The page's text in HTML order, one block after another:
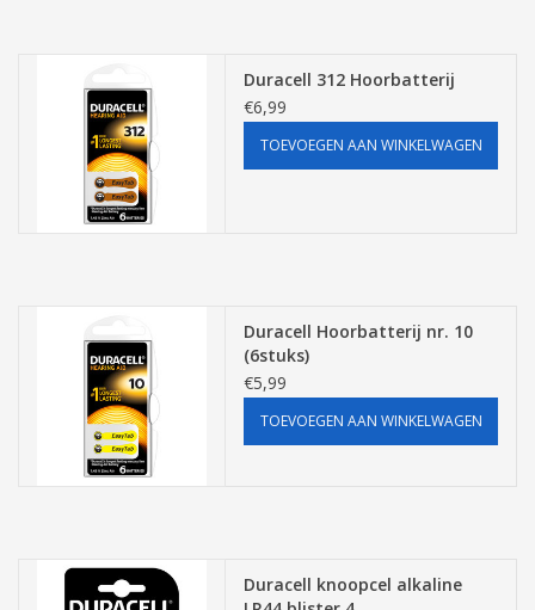
Duracell 312 Hoorbatterij
€6,99
TOEVOEGEN AAN WINKELWAGEN
Duracell Hoorbatterij nr. 10
(6stuks)
€5,99
TOEVOEGEN AAN WINKELWAGEN
Duracell knoopcel alkaline